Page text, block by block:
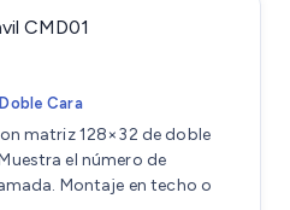
Cara
matriz 128×32 de doble
el número de
Montaje en techo o